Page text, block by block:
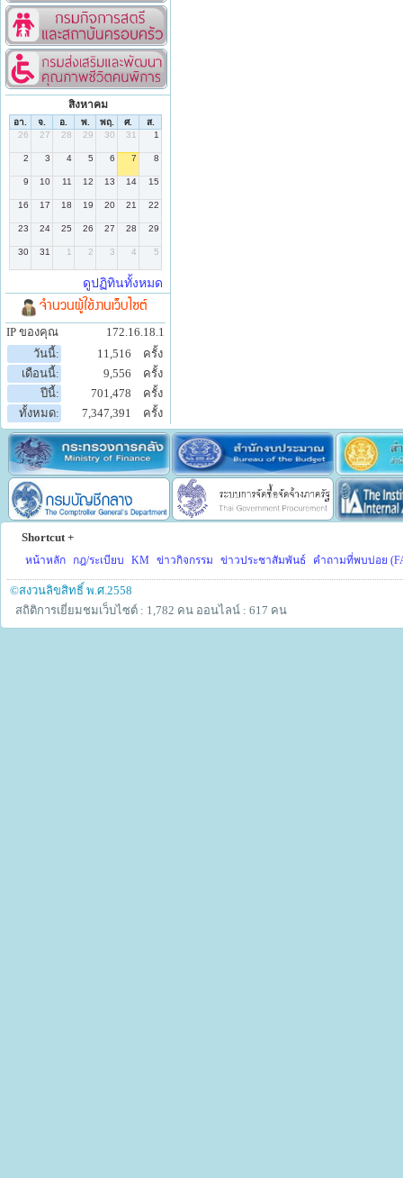
สิงหาคม
จำนวนผู้ใช้งานเว็บไซต์
IP ของคุณ
172.16.18.1
วันนี้:
11,516
ครั้ง
เดือนนี้:
9,556
ครั้ง
ปีนี้:
701,478
ครั้ง
ทั้งหมด:
7,347,391 ครั้ง
Shortcut +
หน้าหลัก กฎ/ระเบียบ KM ข่าวกิจกรรม ข่าวประชาสัมพันธ์ คำถามที่พบบ่อย
©สงวนลิขสิทธิ์ พ.ศ.2558
สถิติการเยี่ยมชมเว็บไซต์ : 1,782 คน ออนไลน์ : 617 คน